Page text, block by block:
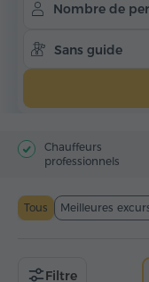
Nombre de
Sans guide
Chauffeurs
professionnels
Tous Meilleures
Filtre